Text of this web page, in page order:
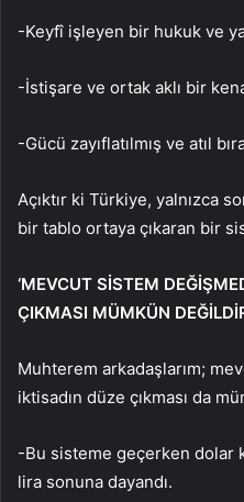
-Keyfî işleyen bir hukuk ve
-İstişare ve ortak aklı bir
-Gücü zayıflatılmış ve atıl
Açıktır ki Türkiye, yalnızca
bir tablo ortaya çıkaran bir
‘MEVCUT SİSTEM
ÇIKMASI MÜMKÜN
Muhterem arkadaşlarım;
iktisadın düze çıkması da
-Bu sisteme geçerken dolar
lira sonuna dayandı.